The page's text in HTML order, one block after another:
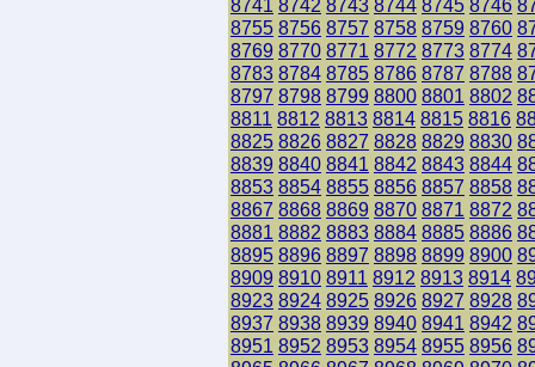
8741 8742 8743 8744 8745 8746
8755 8756 8757 8758 8759 8760
8769 8770 8771 8772 8773 8774
8783 8784 8785 8786 8787 8788
8797 8798 8799 8800 8801 8802
8811 8812 8813 8814 8815 8816
8825 8826 8827 8828 8829 8830
8839 8840 8841 8842 8843 8844
8853 8854 8855 8856 8857 8858
8867 8868 8869 8870 8871 8872
8881 8882 8883 8884 8885 8886
8895 8896 8897 8898 8899 8900
8909 8910 8911 8912 8913 8914
8923 8924 8925 8926 8927 8928
8937 8938 8939 8940 8941 8942
8951 8952 8953 8954 8955 8956